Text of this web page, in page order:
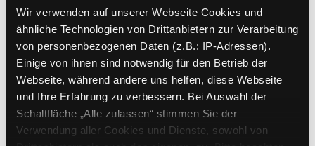
Wir verwenden auf unserer Webseite Cookies und
ähnliche Technologien von Drittanbietern zur Verarbeitung
von personenbezogenen Daten (z.B.: IP-Adressen).
Einige von ihnen sind notwendig für den Betrieb der
Webseite, während andere uns helfen, diese Webseite
und Ihre Erfahrung zu verbessern. Bei Auswahl der
Schaltfläche „Alle zulassen“ stimmen Sie der
Verwendung aller Cookies und Dienste, sowohl von
Reihe:
Rowohlt hundert Augen
Exemplar-Details von Klimahelden anzeigen
Mediengruppe:Themenpaket
Klimahelden
für Kinder von 8 bis 13 Jahren
Suche nach diesem Verfasser
Jahr:2020
Mediengruppe:Jugendbuch